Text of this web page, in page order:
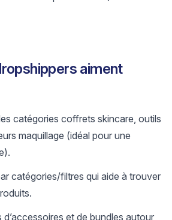
aiment
catégories coffrets skincare, outils
maquillage (idéal pour une
catégories/filtres qui aide à trouver
et de bundles autour